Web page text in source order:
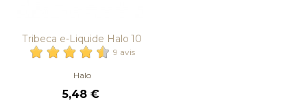
Tribeca e-Liquide Halo 10
ml
9 avis
Halo
5,48 €